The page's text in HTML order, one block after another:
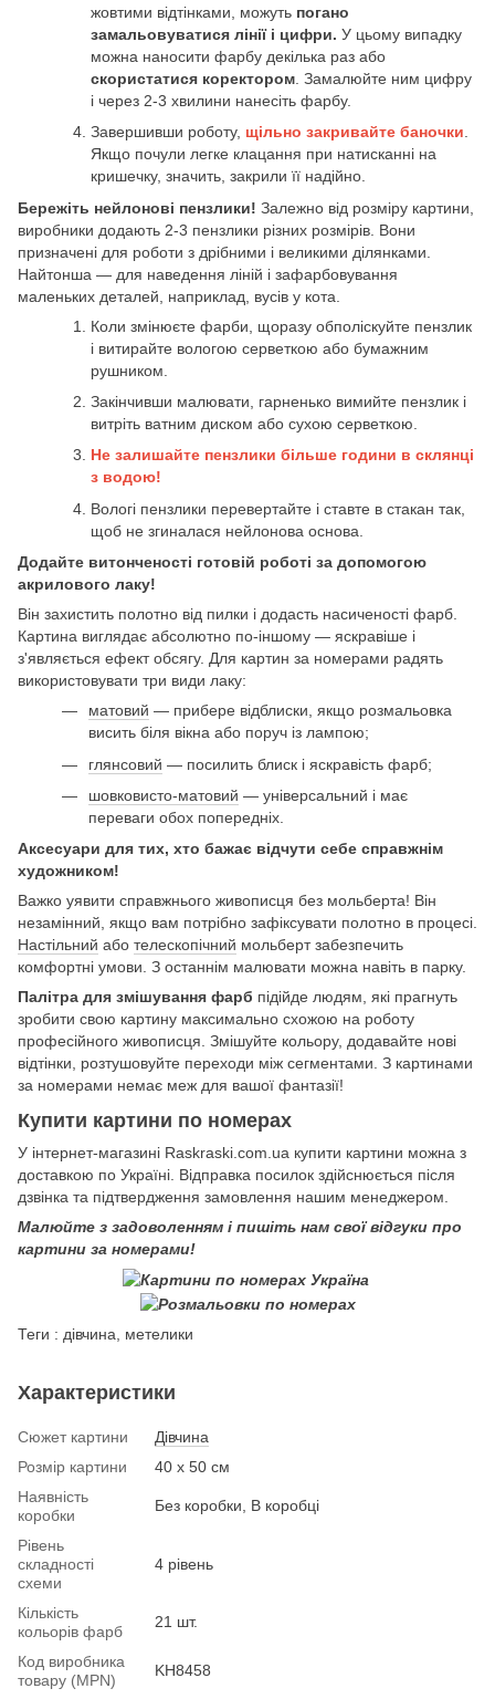
жовтими відтінками, можуть погано
замальовуватися лінії і цифри. У цьому випадку
можна наносити фарбу декілька раз або
скористатися коректором . Замалюйте ним цифру
і через 2-3 хвилини нанесіть фарбу.
Завершивши роботу, щільно закривайте баночки.
Якщо почули легке клацання при натисканні на
кришечку, значить, закрили її надійно.
Бережіть нейлонові пензлики! Залежно від розміру картини,
виробники додають 2-3 пензлики різних розмірів. Вони
призначені для роботи з дрібними і великими ділянками.
Найтонша — для наведення ліній і зафарбовування
маленьких деталей, наприклад, вусів у кота.
Коли змінюєте фарби, щоразу обполіскуйте пензлик
і витирайте вологою серветкою або бумажним
рушником.
Закінчивши малювати, гарненько вимийте пензлик і
витріть ватним диском або сухою серветкою.
Не залишайте пензлики більше години в склянці
з водою!
Вологі пензлики перевертайте і ставте в стакан так,
щоб не згиналася нейлонова основа.
Додайте витонченості готовій роботі за допомогою
акрилового лаку!
Він захистить полотно від пилки і додасть насиченості фарб.
Картина виглядає абсолютно по-іншому — яскравіше і
з'являється ефект обсягу. Для картин за номерами радять
використовувати три види лаку:
матовий — прибере відблиски, якщо розмальовка
висить біля вікна або поруч із лампою;
глянсовий — посилить блиск і яскравість фарб;
шовковисто-матовий — універсальний і має
переваги обох попередніх.
Аксесуари для тих, хто бажає відчути себе справжнім
художником!
Важко уявити справжнього живописця без мольберта! Він
незамінний, якщо вам потрібно зафіксувати полотно в процесі.
Настільний або телескопічний мольберт забезпечить
комфортні умови. З останнім малювати можна навіть в парку.
Палітра для змішування фарб підійде людям, які прагнуть
зробити свою картину максимально схожою на роботу
професійного живописця. Змішуйте кольору, додавайте нові
відтінки, розтушовуйте переходи між сегментами. З картинами
за номерами немає меж для вашої фантазії!
Купити картини по номерах
У інтернет-магазині Raskraski.com.ua купити картини можна з
доставкою по Україні. Відправка посилок здійснюється після
дзвінка та підтвердження замовлення нашим менеджером.
Малюйте з задоволенням і пишіть нам свої відгуки про
картини за номерами!
Теги : дівчина, метелики
Характеристики
Сюжет картини
Дівчина
Розмір картини
40 х 50 см
Наявність
коробки
Без коробки, В коробці
Рівень
складності
схеми
4 рівень
Кількість
кольорів фарб
21 шт.
Код виробника
товару (MPN)
KH8458